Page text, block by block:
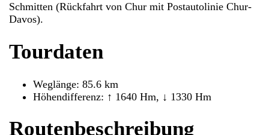
Schmitten (Rückfahrt von Chur mit Postautolinie Chur-
Davos).
Tourdaten
Weglänge: 85.6 km
Höhendifferenz: ↑ 1640 Hm, ↓ 1330 Hm
Routenbeschreibung